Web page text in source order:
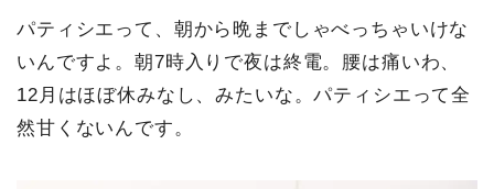
パティシエって、朝から晩までしゃべっちゃいけな
いんですよ。朝7時入りで夜は終電。腰は痛いわ、
12月はほぼ休みなし、みたいな。パティシエって全
然甘くないんです。